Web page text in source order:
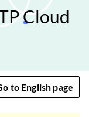
Cloud
to English page